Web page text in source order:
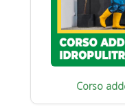
Corso